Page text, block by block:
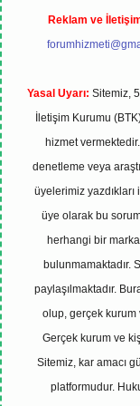
Reklam ve
Yasal Uyarı: Sitemiz,
İletişim Kurumu
hizmet
denetleme veya
üyelerimiz
üye olarak bu
herhangi bir
bulunmamaktadır.
paylaşılmaktadır.
olup, gerçek kurum
Gerçek kurum ve
Sitemiz, kar amacı
platformudur.